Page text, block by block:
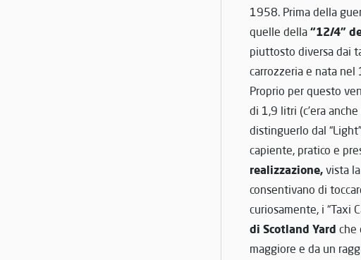
1958. Prima della
quelle della “12/4”
piuttosto diversa dai
carrozzeria e nata nel
Proprio per questo
di 1,9 litri (c’era
distinguerlo dal
capiente, pratico e
realizzazione, vista
consentivano di
curiosamente, i “Taxi
di Scotland Yard che
maggiore e da un